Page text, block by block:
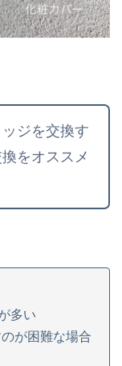
ジを交換す
をオススメ
多い
が困難な場合